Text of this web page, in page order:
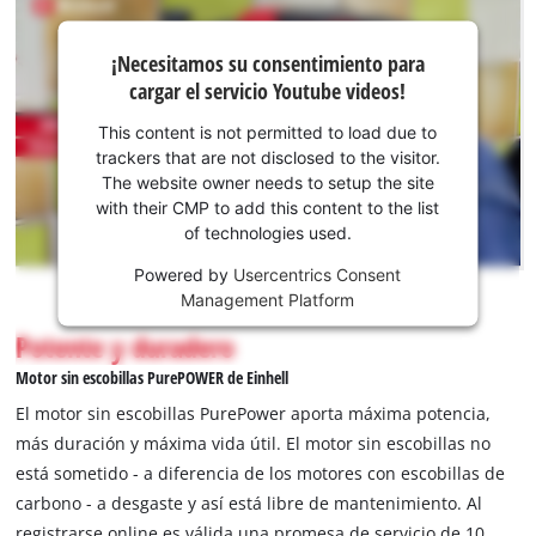
consentimiento
para cargar el
servicio
Youtube!
This
is
permitted
to
load
to
trackers
that
are
not
¡Necesitamos su consentimiento para
cargar el servicio Youtube videos!
This content is not permitted to load due to
trackers that are not disclosed to the visitor.
The website owner needs to setup the site
with their CMP to add this content to the list
of technologies used.
Powered by Usercentrics Consent
Management Platform
Potente y duradero
Motor sin escobillas PurePOWER de Einhell
El motor sin escobillas PurePower aporta máxima potencia,
más duración y máxima vida útil. El motor sin escobillas no
está sometido - a diferencia de los motores con escobillas de
carbono - a desgaste y así está libre de mantenimiento. Al